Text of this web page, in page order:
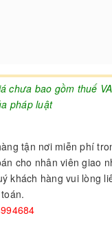
chưa bao gồm thuế
pháp luật
tận nơi miễn phí
cho nhân viên giao
khách hàng vui lòng